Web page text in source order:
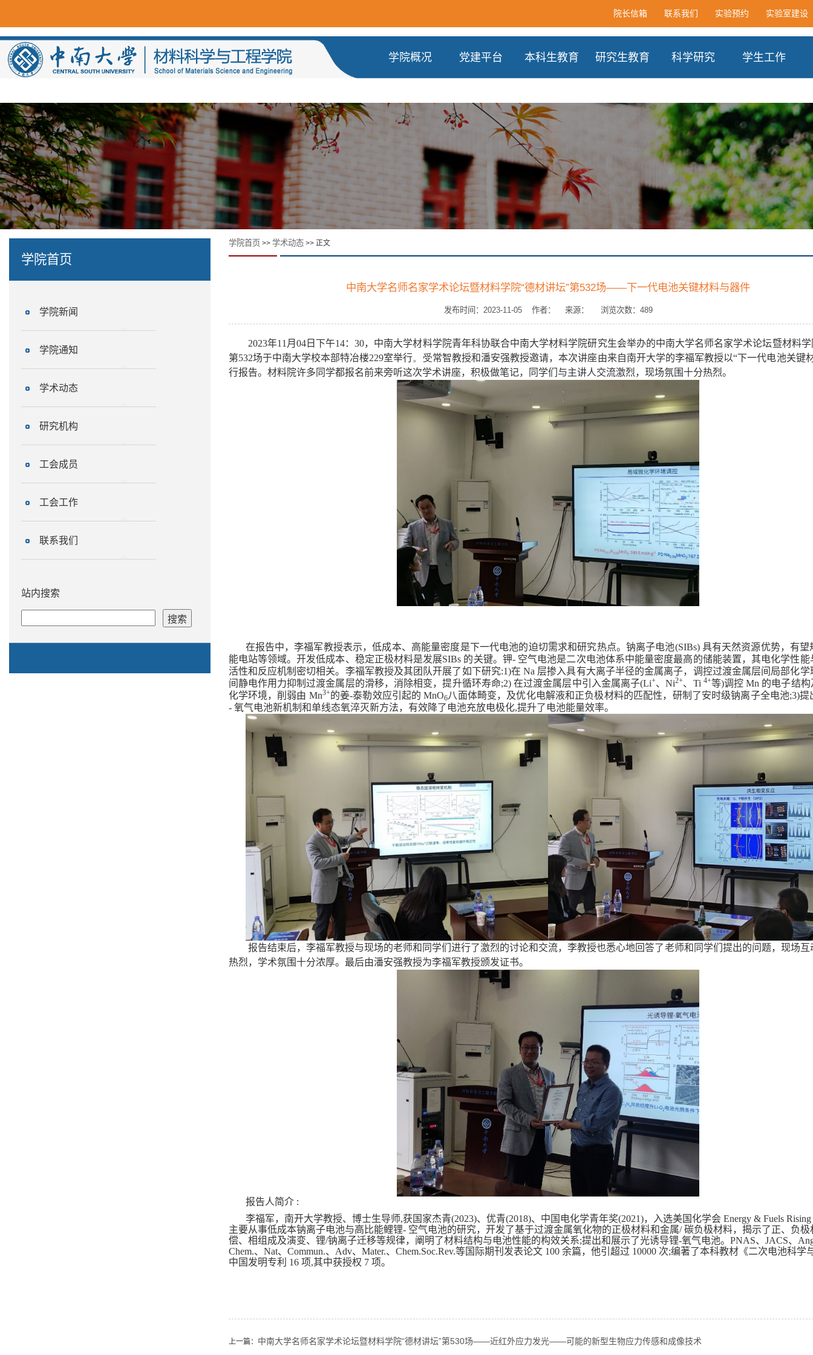
院长信箱 联系我们 实验预约 实验室建设
学院概况 党建平台 本科生教育 研究生教育 科学研究 学生工作
学院首页
学院新闻
学院通知
学术动态
研究机构
工会成员
工会工作
联系我们
站内搜索
学院首页 >> 学术动态>> 正文
中南大学名师名家学术论坛暨材料学院“德材讲坛”第532场——下一代电池关键材料与器件
发布时间：2023-11-05 作者： 来源： 浏览次数： 489
2023年11 月 04日下午14：30， 中南大学材料学院青年科协联合中南大学材料学院研究生会举办的中南大学名师名家学术论坛暨材料学
第532场于中南大学校本部特冶楼229室举行。受常智教授和潘安强教授邀请，本次讲座由来自南开大学的李福军教授以“下一代电池关键
行报告。材料院许多同学都报名前来旁听这次学术讲座，积极做笔记，同学们与主讲人交流激烈，现场氛围十分热烈。
在报告中，李福军教授表示，低成本、高能量密度是下一代电池的迫切需求和研究热点。钠离子电池(SIBs) 具有天然资源优势，有望
能电站等领域。开发低成本、稳定正极材料是发展SIBs 的关键。钾- 空气电池是二次电池体系中能量密度最高的储能装置，其电化学性能
活性和反应机制密切相关。李福军教授及其团队开展了如下研究:1)在 Na 层掺入具有大离子半径的金属离子，调控过渡金属层间局部化学
间静电作用力抑制过渡金属层的滑移，消除相变，提升循环寿命;2)在过渡金属层中引入金属离子(Li+、Ni2+、 Ti 4+等)调控 Mn 的电子结构
化学环境，削弱由 Mn3+的姜-泰勒效应引起的 MnO6八面体畸变，及优化电解液和正负极材料的匹配性，研制了安时级钠离子全电池;3)提
- 氧气电池新机制和单线态氧淬灭新方法，有效降了电池充放电极化,提升了电池能量效率。
报告结束后，李福军教授与现场的老师和同学们进行了激烈的讨论和交流，李教授也悉心地回答了老师和同学们提出的问题，现场互
热烈，学术氛围十分浓厚。最后由潘安强教授为李福军教授颁发证书。
报告人简介:
李福军，南开大学教授、博士生导师,获国家杰青(2023)、优青(2018)、中国电化学青年奖(2021)，入选美国化学会Energy & Fuels Rising
主要从事低成本钠离子电池与高比能鲤锂- 空气电池的研究，开发了基于过渡金属氧化物的正极材料和金属/碳负极材料，揭示了正、负极
偿、相组成及演变、锂/钠离子迁移等规律，阐明了材料结构与电池性能的构效关系;提出和展示了光诱导锂-氧气电池。 PNAS、 JACS、
Chem.、 Nat、 Commun.、 Adv、 Mater.、 Chem.Soc.Rev.等国际期刊发表论文100 余篇，他引超过 10000 次;编著了本科教材《二次电池科学
中国发明专利 16 项,其中获授权 7 项。
上一篇： 中南大学名师名家学术论坛暨材料学院“德材讲坛”第530场——近红外应力发光——可能的新型生物应力传感和成像技术